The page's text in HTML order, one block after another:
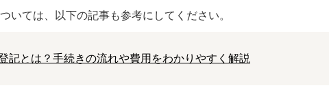
いては、以下の記事も参考にしてください。
記とは？手続きの流れや費用をわかりやすく解説